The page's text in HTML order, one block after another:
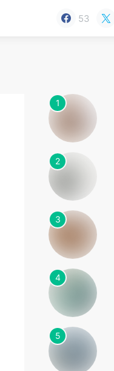
53
1
2
3
4
5